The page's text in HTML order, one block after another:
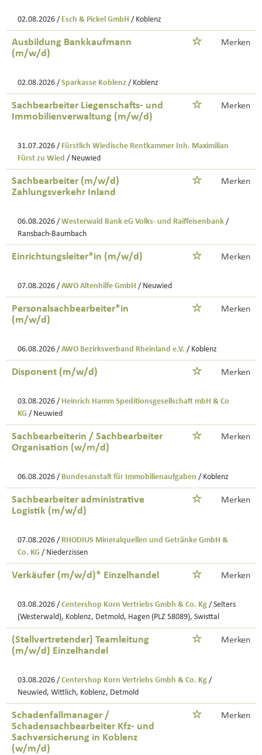
02.08.2026 / Esch & Pickel GmbH / Koblenz
Ausbildung Bankkaufmann
(m/w/d)
Merken
02.08.2026 / Sparkasse Koblenz / Koblenz
Sachbearbeiter Liegenschafts- und
Immobilienverwaltung (m/w/d)
Merken
31.07.2026 / Fürstlich Wiedische Rentkammer Inh. Maximilian
Fürst zu Wied / Neuwied
Sachbearbeiter (m/w/d)
Zahlungsverkehr Inland
Merken
06.08.2026 / Westerwald Bank eG Volks- und Raiffeisenbank /
Ransbach-Baumbach
Einrichtungsleiter*in (m/w/d) Merken
07.08.2026 / AWO Altenhilfe GmbH / Neuwied
Personalsachbearbeiter*in
(m/w/d)
Merken
06.08.2026 / AWO Bezirksverband Rheinland e.V. / Koblenz
Disponent (m/w/d) Merken
03.08.2026 / Heinrich Hamm Speditionsgesellschaft mbH & Co
KG / Neuwied
Sachbearbeiterin / Sachbearbeiter
Organisation (w/m/d)
Merken
06.08.2026 / Bundesanstalt für Immobilienaufgaben / Koblenz
Sachbearbeiter administrative
Logistik (m/w/d)
Merken
07.08.2026 / RHODIUS Mineralquellen und Getränke GmbH &
Co. KG / Niederzissen
Verkäufer (m/w/d)* Einzelhandel Merken
03.08.2026 / Centershop Korn Vertriebs Gmbh & Co. Kg / Selters
(Westerwald), Koblenz, Detmold, Hagen (PLZ 58089), Swisttal
(Stellvertretender) Teamleitung
(m/w/d) Einzelhandel
Merken
03.08.2026 / Centershop Korn Vertriebs Gmbh & Co. Kg /
Neuwied, Wittlich, Koblenz, Detmold
Schadenfallmanager /
Schadensachbearbeiter Kfz- und
Sachversicherung in Koblenz
(w/m/d)
Merken